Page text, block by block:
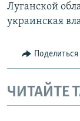
Луганской
украинская
Поделиться
ЧИТАЙТЕ